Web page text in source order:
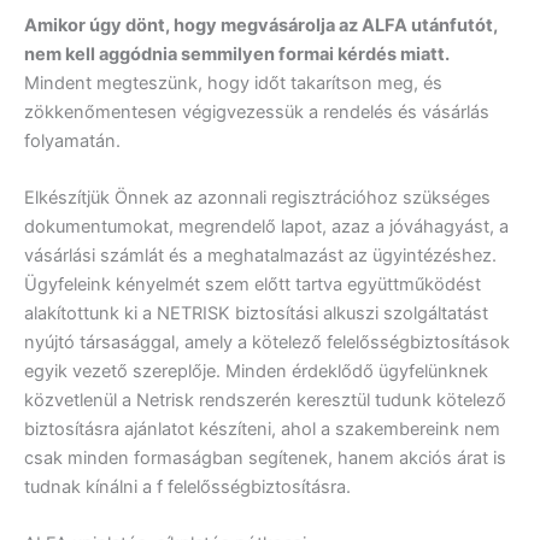
Amikor úgy dönt, hogy megvásárolja az ALFA utánfutót,
nem kell aggódnia semmilyen formai kérdés miatt.
Mindent megteszünk, hogy időt takarítson meg, és
zökkenőmentesen végigvezessük a rendelés és vásárlás
folyamatán.
Elkészítjük Önnek az azonnali regisztrációhoz szükséges
dokumentumokat, megrendelő lapot, azaz a jóváhagyást, a
vásárlási számlát és a meghatalmazást az ügyintézéshez.
Ügyfeleink kényelmét szem előtt tartva együttműködést
alakítottunk ki a NETRISK biztosítási alkuszi szolgáltatást
nyújtó társasággal, amely a kötelező felelősségbiztosítások
egyik vezető szereplője. Minden érdeklődő ügyfelünknek
közvetlenül a Netrisk rendszerén keresztül tudunk kötelező
biztosításra ajánlatot készíteni, ahol a szakembereink nem
csak minden formaságban segítenek, hanem akciós árat is
tudnak kínálni a f felelősségbiztosításra.